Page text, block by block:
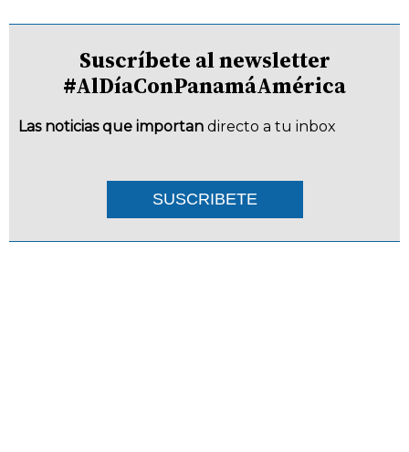
Suscríbete al newsletter
#AlDíaConPanamáAmérica
Las noticias que importan directo a tu inbox
SUSCRIBETE